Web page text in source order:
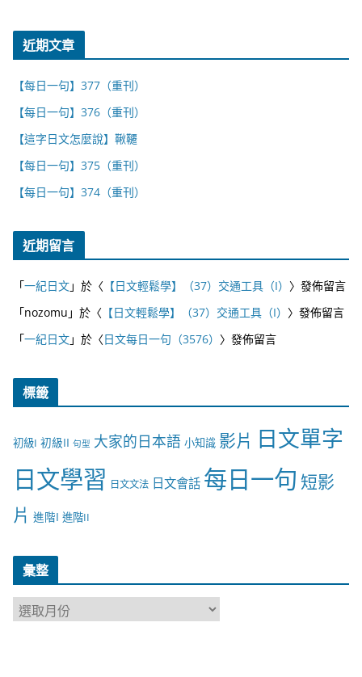
近期文章
【每日一句】377（重刊）
【每日一句】376（重刊）
【這字日文怎麼說】鞦韆
【每日一句】375（重刊）
【每日一句】374（重刊）
近期留言
「一紀日文」於〈 【日文輕鬆學】（37）交通工具（I） 〉發佈留言
「nozomu 」於〈 【日文輕鬆學】（37）交通工具（I） 〉發佈留言
「一紀日文」於〈日文每日一句（3576） 〉發佈留言
標籤
初級I 初級II 句型 大家的日本語 小知識 影片 日文單字
日文學習 日文文法 日文會話 每日一句 短影
片 進階I 進階II
彙整
彙
整